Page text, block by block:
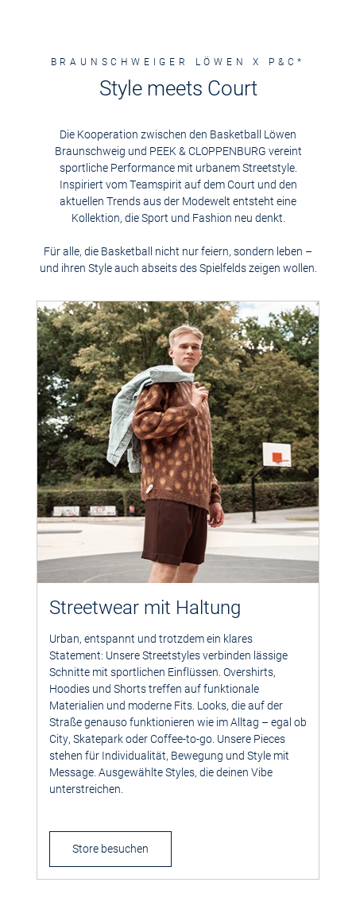
BRAUNSCHWEIGER LÖWEN X P&C*
Style meets Court
Die Kooperation zwischen den Basketball Löwen
Braunschweig und PEEK & CLOPPENBURG vereint
sportliche Performance mit urbanem Streetstyle.
Inspiriert vom Teamspirit auf dem Court und den
aktuellen Trends aus der Modewelt entsteht eine
Kollektion, die Sport und Fashion neu denkt.
Für alle, die Basketball nicht nur feiern, sondern leben –
und ihren Style auch abseits des Spielfelds zeigen wollen.
Streetwear mit Haltung
Urban, entspannt und trotzdem ein klares
Statement: Unsere Streetstyles verbinden lässige
Schnitte mit sportlichen Einflüssen. Overshirts,
Hoodies und Shorts treffen auf funktionale
Materialien und moderne Fits. Looks, die auf der
Straße genauso funktionieren wie im Alltag – egal ob
City, Skatepark oder Coffee-to-go. Unsere Pieces
stehen für Individualität, Bewegung und Style mit
Message. Ausgewählte Styles, die deinen Vibe
unterstreichen.
Store besuchen